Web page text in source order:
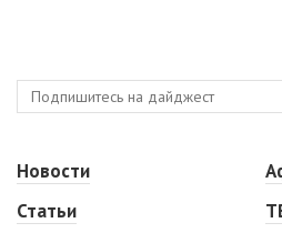
Новости
Статьи